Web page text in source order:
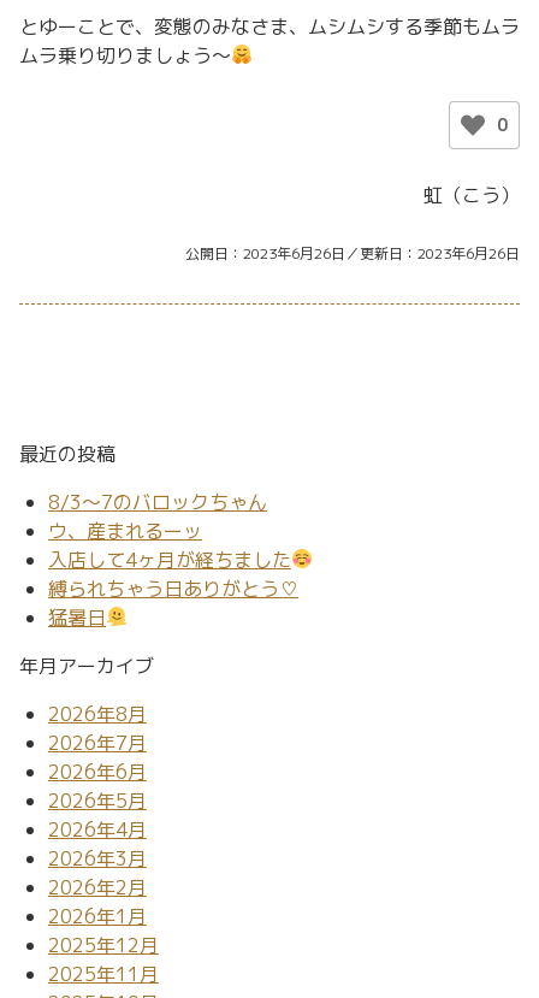
とゆーことで、変態のみなさま、ムシムシする季節もムラ
ムラ乗り切りましょう〜
0
虹（こう）
公開日 2023年6月26日 更新日 2023年6月26日
最近の投稿
8/3～7のバロックちゃん
ウ、産まれるーッ
入店して4ヶ月が経ちました
縛られちゃう日ありがとう♡
猛暑日
年月アーカイブ
2026年8月
2026年7月
2026年6月
2026年5月
2026年4月
2026年3月
2026年2月
2026年1月
2025年12月
2025年11月